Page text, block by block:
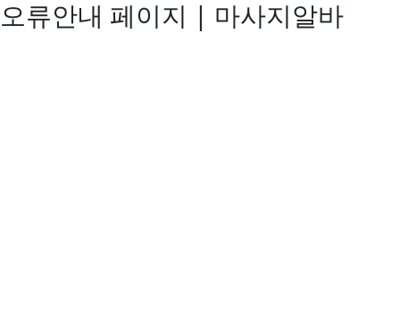
오류안내 페이지 | 마사지알바